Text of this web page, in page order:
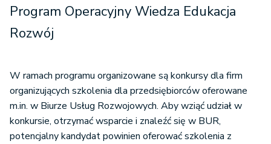
Program Operacyjny Wiedza Edukacja
Rozwój
W ramach programu organizowane są konkursy dla firm
organizujących szkolenia dla przedsiębiorców oferowane
m.in. w Biurze Usług Rozwojowych. Aby wziąć udział w
konkursie, otrzymać wsparcie i znaleźć się w BUR,
potencjalny kandydat powinien oferować szkolenia z